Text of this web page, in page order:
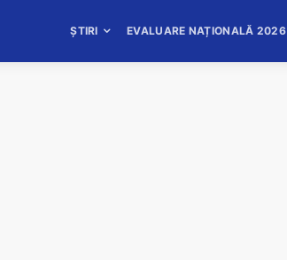
ȘTIRI EVALUARE NAȚIONALĂ 2026